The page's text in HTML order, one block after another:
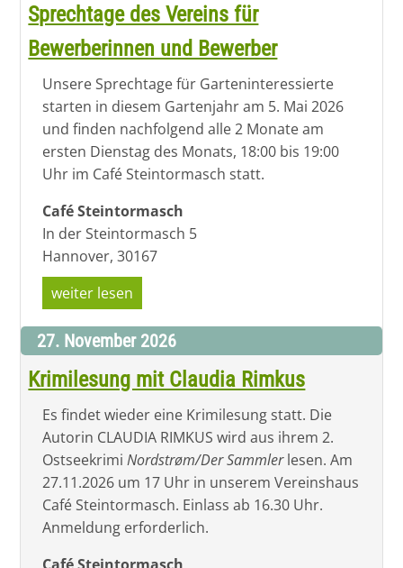
Sprechtage des Vereins für
Bewerberinnen und Bewerber
Unsere Sprechtage für Garteninteressierte
starten in diesem Gartenjahr am 5. Mai 2026
und finden nachfolgend alle 2 Monate am
ersten Dienstag des Monats, 18:00 bis 19:00
Uhr im Café Steintormasch statt.
Café Steintormasch
In der Steintormasch 5
Hannover,30167
weiter lesen
27. November 2026
Krimilesung mit Claudia Rimkus
Es findet wieder eine Krimilesung statt. Die
Autorin CLAUDIA RIMKUS wird aus ihrem 2.
OstseekrimiNordstrøm/Der Sammlerlesen. Am
27.11.2026 um 17 Uhr in unserem Vereinshaus
Café Steintormasch. Einlass ab 16.30 Uhr.
Anmeldung erforderlich.